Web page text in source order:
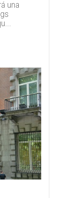
una